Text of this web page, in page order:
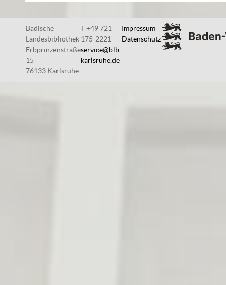
Badische
Landesbibliothek
Erbprinzenstraße
15
76133 Karlsruhe
T +49 721
175-2221
service@blb-
karlsruhe.de
Impressum
Datenschutz